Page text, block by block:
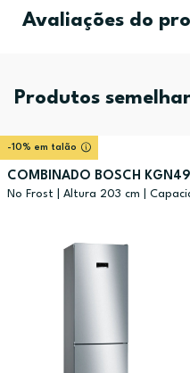
Avaliações do
Produtos
-10% em talão
COMBINADO BOSCH
No Frost | Altura 203 cm |